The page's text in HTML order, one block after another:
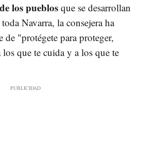
los pueblos que se desarrollan
Navarra, la consejera ha
de "protégete para proteger,
que te cuida y a los que te